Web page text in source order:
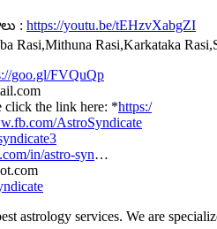
: https://youtu.be/tEHzvXabgZI
Rasi,Mithuna Rasi,Karkataka
goo.gl/FVQuQp
click the link here: *https:/
AstroSyndicate
in/astro-syn…
astrology services. We are